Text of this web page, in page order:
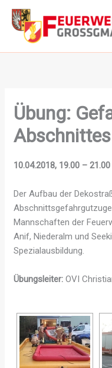
Zum
Inhalt
springen
Übung:
10.04.2018, 19.00 –
Der Aufbau der
Mannschaften der
Anif, Niederalm und
Spezialausbildung.
Übungsleiter:OVI